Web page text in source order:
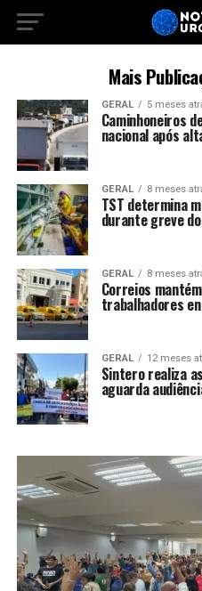
Mais
GERAL 5 meses
Caminhoneiros
nacional após
GERAL 8 meses
TST determina
durante greve
GERAL 8 meses
Correios
trabalhadores
GERAL 12 meses
Sintero realiza
aguarda